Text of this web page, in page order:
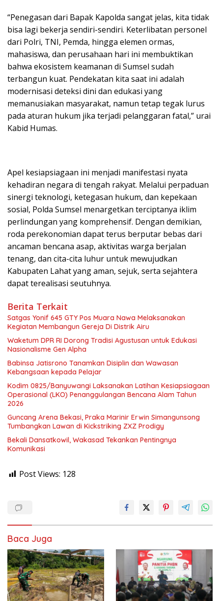
“Penegasan dari Bapak Kapolda sangat jelas, kita tidak
bisa lagi bekerja sendiri-sendiri. Keterlibatan personel
dari Polri, TNI, Pemda, hingga elemen ormas,
mahasiswa, dan perusahaan hari ini membuktikan
bahwa ekosistem keamanan di Sumsel sudah
terbangun kuat. Pendekatan kita saat ini adalah
modernisasi deteksi dini dan edukasi yang
memanusiakan masyarakat, namun tetap tegak lurus
pada aturan hukum jika terjadi pelanggaran fatal,” urai
Kabid Humas.
Apel kesiapsiagaan ini menjadi manifestasi nyata
kehadiran negara di tengah rakyat. Melalui perpaduan
sinergi teknologi, ketegasan hukum, dan kepekaan
sosial, Polda Sumsel menargetkan terciptanya iklim
perlindungan yang komprehensif. Dengan demikian,
roda perekonomian dapat terus berputar bebas dari
ancaman bencana asap, aktivitas warga berjalan
tenang, dan cita-cita luhur untuk mewujudkan
Kabupaten Lahat yang aman, sejuk, serta sejahtera
dapat terealisasi seutuhnya.
Berita Terkait
Satgas Yonif 645 GTY Pos Muara Nawa Melaksanakan
Kegiatan Membangun Gereja Di Distrik Airu
Waketum DPR RI Dorong Tradisi Agustusan untuk Edukasi
Nasionalisme Gen Alpha
Babinsa Jatisrono Tanamkan Disiplin dan Wawasan
Kebangsaan kepada Pelajar
Kodim 0825/Banyuwangi Laksanakan Latihan Kesiapsiagaan
Operasional (LKO) Penanggulangan Bencana Alam Tahun
2026
Guncang Arena Bekasi, Praka Marinir Erwin Simangunsong
Tumbangkan Lawan di Kickstriking ZXZ Prodigy
Bekali Dansatkowil, Wakasad Tekankan Pentingnya
Komunikasi
Post Views: 128
Baca Juga